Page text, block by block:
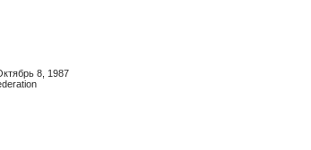
8, 1987